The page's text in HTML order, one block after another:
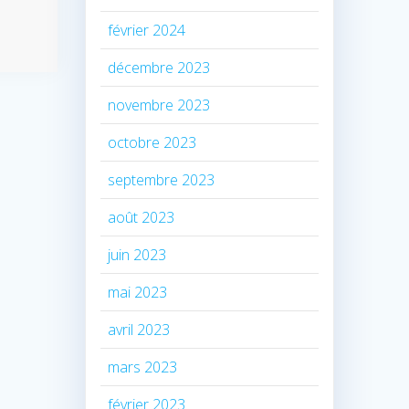
février 2024
décembre 2023
novembre 2023
octobre 2023
septembre 2023
août 2023
juin 2023
mai 2023
avril 2023
mars 2023
février 2023